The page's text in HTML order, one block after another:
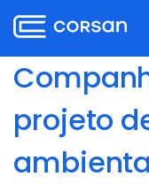
para
o
conteúdo
para
menu
para
o
conteúdo
projeto